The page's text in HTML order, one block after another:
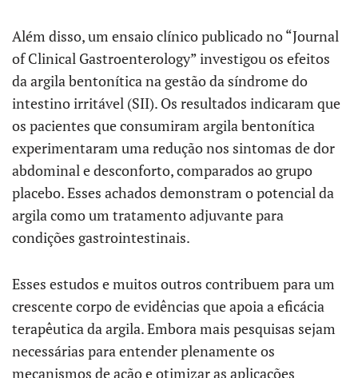
Além disso, um ensaio clínico publicado no “Journal
of Clinical Gastroenterology” investigou os efeitos
da argila bentonítica na gestão da síndrome do
intestino irritável (SII). Os resultados indicaram que
os pacientes que consumiram argila bentonítica
experimentaram uma redução nos sintomas de dor
abdominal e desconforto, comparados ao grupo
placebo. Esses achados demonstram o potencial da
argila como um tratamento adjuvante para
condições gastrointestinais.
Esses estudos e muitos outros contribuem para um
crescente corpo de evidências que apoia a eficácia
terapêutica da argila. Embora mais pesquisas sejam
necessárias para entender plenamente os
mecanismos de ação e otimizar as aplicações